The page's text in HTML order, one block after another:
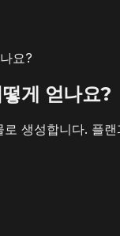
요?
게 얻나요?
생성합니다. 플